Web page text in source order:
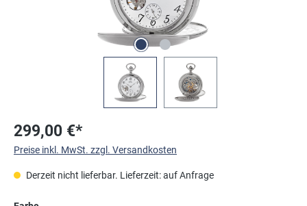
299,00 €*
Preise inkl. MwSt. zzgl. Versandkosten
Derzeit nicht lieferbar. Lieferzeit: auf Anfrage